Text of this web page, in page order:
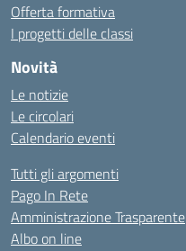
Offerta formativa
I progetti delle classi
Novità
Le notizie
Le circolari
Calendario eventi
Tutti gli argomenti
Pago In Rete
Amministrazione Trasparente
Albo on line